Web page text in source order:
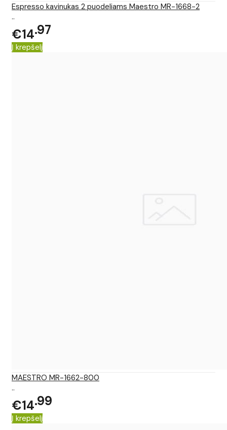
Espresso kavinukas 2 puodeliams Maestro MR-1668-2
..
€14 97
Į krepšelį
MAESTRO MR-1662-800
..
€14 99
Į krepšelį